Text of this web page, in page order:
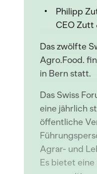
Philipp
CEO Zutt
Das zwölfte
Agro.Food.
in Bern statt.
Das Swiss
eine jährlich
öffentliche
Agrar- und
Es bietet